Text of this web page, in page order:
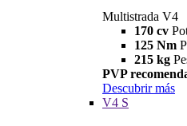
Multistrada V4
170 cv
125 Nm
215 kg
PVP
Descubrir más
V4 S